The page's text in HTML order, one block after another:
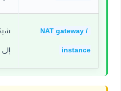
NAT gateway /
instance إلى